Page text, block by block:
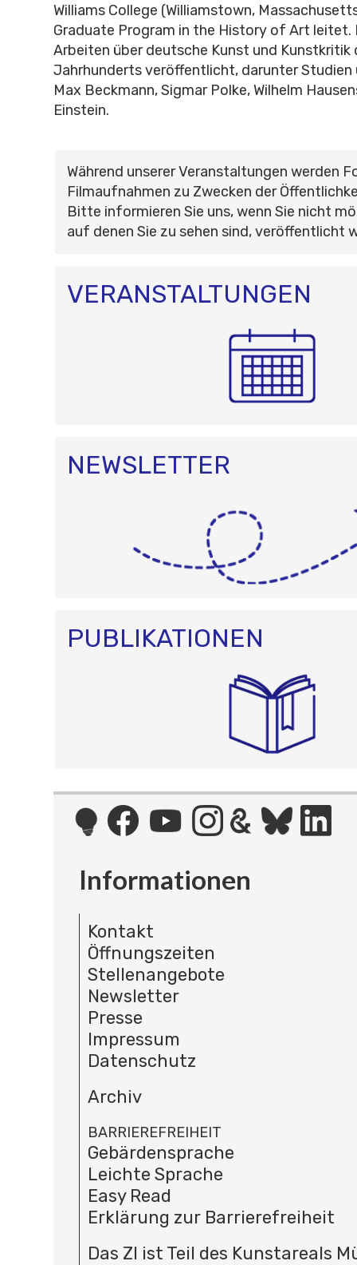
Williams College (Williamstown,
Graduate Program in the History of Art leitet.
Arbeiten über deutsche Kunst und Kunstkritik
Jahrhunderts veröffentlicht, darunter Studien
Max Beckmann, Sigmar Polke, Wilhelm
Einstein.
Während unserer Veranstaltungen werden
Filmaufnahmen zu Zwecken der
Bitte informieren Sie uns, wenn Sie nicht
auf denen Sie zu sehen sind, veröffentlicht
VERANSTALTUNGEN
NEWSLETTER
PUBLIKATIONEN
Informationen
Kontakt
Öffnungszeiten
Stellenangebote
Newsletter
Presse
Impressum
Datenschutz
Archiv
BARRIEREFREIHEIT
Gebärdensprache
Leichte Sprache
Easy Read
Erklärung zur Barrierefreiheit
Das ZI ist Teil des Kunstareals